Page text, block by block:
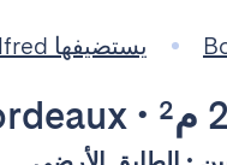
يستضيفها Les clés d'Alfred
•